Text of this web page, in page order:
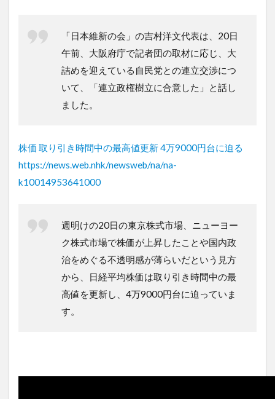
「日本維新の会」の吉村洋文代表は、20日
午前、大阪府庁で記者団の取材に応じ、大
詰めを迎えている自民党との連立交渉につ
いて、「連立政権樹立に合意した」と話し
ました。
株価 取り引き時間中の最高値更新 4万9000円台に迫る
https://news.web.nhk/newsweb/na/na-
k10014953641000
週明けの20日の東京株式市場、ニューヨー
ク株式市場で株価が上昇したことや国内政
治をめぐる不透明感が薄らいだという見方
から、日経平均株価は取り引き時間中の最
高値を更新し、4万9000円台に迫っていま
す。